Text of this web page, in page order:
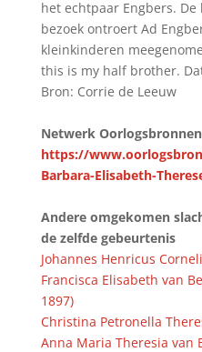
het echtpaar Engbers.
bezoek ontroert Ad
kleinkinderen
this is my half brother.
Bron: Corrie de Leeuw
Netwerk
https://
Barbara-Elisabeth-
Andere omgekomen
de zelfde gebeurtenis
Johannes Henricus
Francisca Elisabeth van
1897)
Christina Petronella
Anna Maria Theresia van